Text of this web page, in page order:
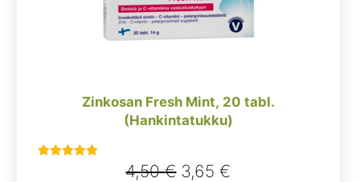
Zinkosan Fresh Mint, 20 tabl.
(Hankintatukku)
4,50€ Alkuperäinen
3,65€